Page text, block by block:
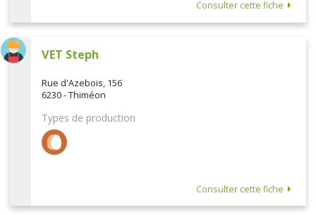
Consulter cette fiche
VET Steph
Rue d'Azebois, 156
6230 - Thiméon
Types de production
Consulter cette fiche